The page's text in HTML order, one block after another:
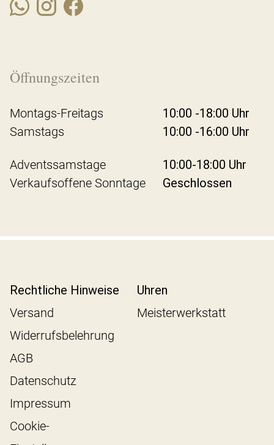
Öffnungszeiten
Montags-Freitags
10:00 -18:00 Uhr
Samstags
10:00 -16:00 Uhr
Adventssamstage
10:00-18:00 Uhr
Verkaufsoffene Sonntage
Geschlossen
Rechtliche Hinweise
Versand
Widerrufsbelehrung
AGB
Datenschutz
Impressum
Cookie-
Uhren
Meisterwerkstatt